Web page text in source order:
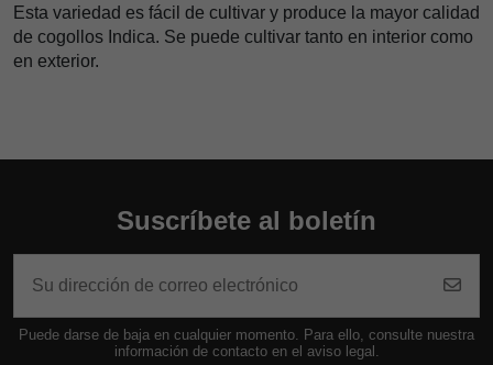
Esta variedad es fácil de cultivar y produce la mayor calidad
de cogollos Indica. Se puede cultivar tanto en interior como
en exterior.
Suscríbete al boletín
Puede darse de baja en cualquier momento. Para ello, consulte nuestra
información de contacto en el aviso legal.